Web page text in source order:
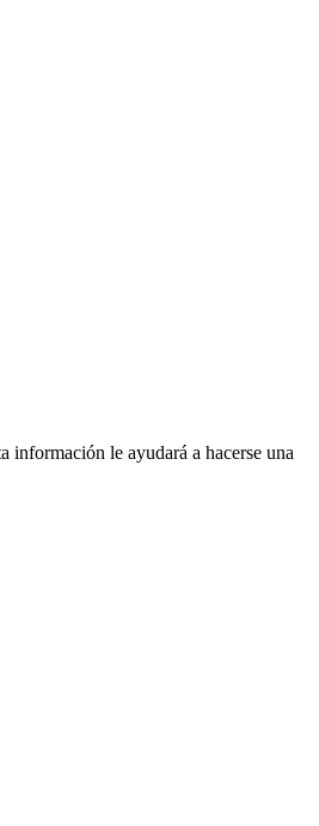
información le ayudará a hacerse una